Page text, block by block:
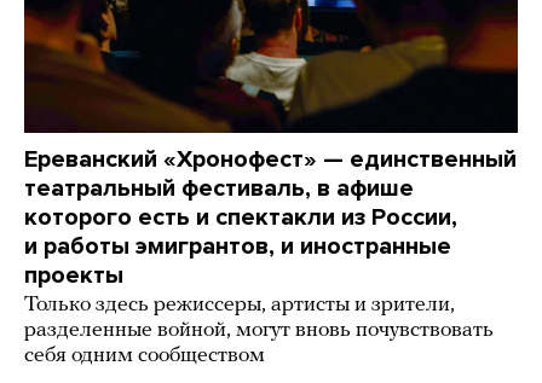
Ереванский «Хронофест» — единственный
театральный фестиваль, в афише
которого есть и спектакли из России,
и работы эмигрантов, и иностранные
проекты
Только здесь режиссеры, артисты и зрители,
разделенные войной, могут вновь почувствовать
себя одним сообществом